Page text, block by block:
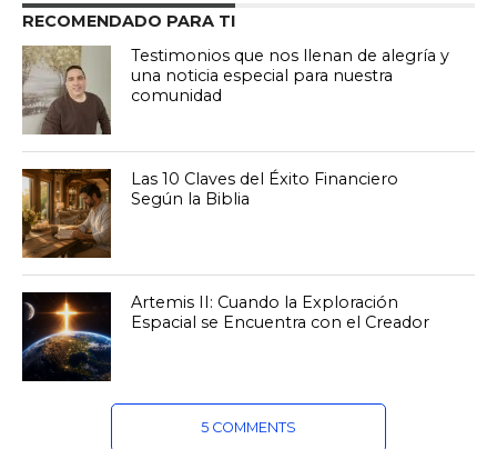
RECOMENDADO PARA TI
Testimonios que nos llenan de alegría y
una noticia especial para nuestra
comunidad
Las 10 Claves del Éxito Financiero
Según la Biblia
Artemis II: Cuando la Exploración
Espacial se Encuentra con el Creador
5 COMMENTS